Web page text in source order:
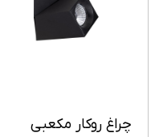
چراغ روکار مکعبی